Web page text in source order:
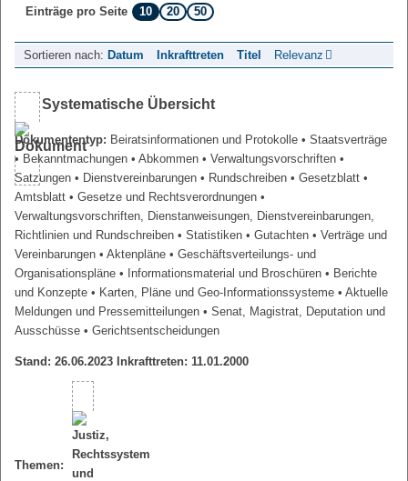
Einträge pro Seite
10 20 50
Sortieren nach: Datum Inkrafttreten Titel Relevanz
Systematische Übersicht
Dokumententyp: Beiratsinformationen und Protokolle • Staatsverträge
• Bekanntmachungen • Abkommen • Verwaltungsvorschriften •
Satzungen • Dienstvereinbarungen • Rundschreiben • Gesetzblatt •
Amtsblatt • Gesetze und Rechtsverordnungen •
Verwaltungsvorschriften, Dienstanweisungen, Dienstvereinbarungen,
Richtlinien und Rundschreiben • Statistiken • Gutachten • Verträge und
Vereinbarungen • Aktenpläne • Geschäftsverteilungs- und
Organisationspläne • Informationsmaterial und Broschüren • Berichte
und Konzepte • Karten, Pläne und Geo-Informationssysteme • Aktuelle
Meldungen und Pressemitteilungen • Senat, Magistrat, Deputation und
Ausschüsse • Gerichtsentscheidungen
Stand: 26.06.2023 Inkrafttreten: 11.01.2000
Themen: